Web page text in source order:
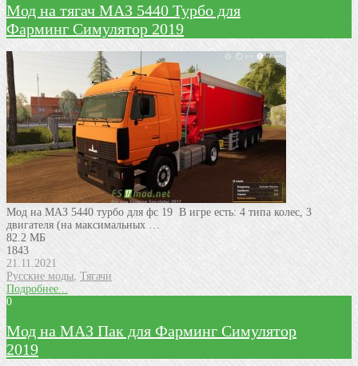
Мод на тягач МАЗ 5440 Турбо для
Фарминг Симулятор 2019
Мод на МАЗ 5440 турбо для фс 19 В игре есть: 4 типа колес, 3
двигателя (на максимальных …
82.2 МБ
1843
21.11.2021
Русские моды, Тягачи
Подробнее...
0
Мод на МАЗ Пак для Фарминг Симулятор
2019